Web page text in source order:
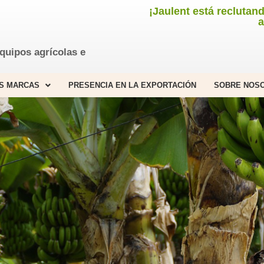
agrícolas e
¡Jaulent está
MARCAS PRESENCIA EN LA EXPORTACIÓN SOBRE